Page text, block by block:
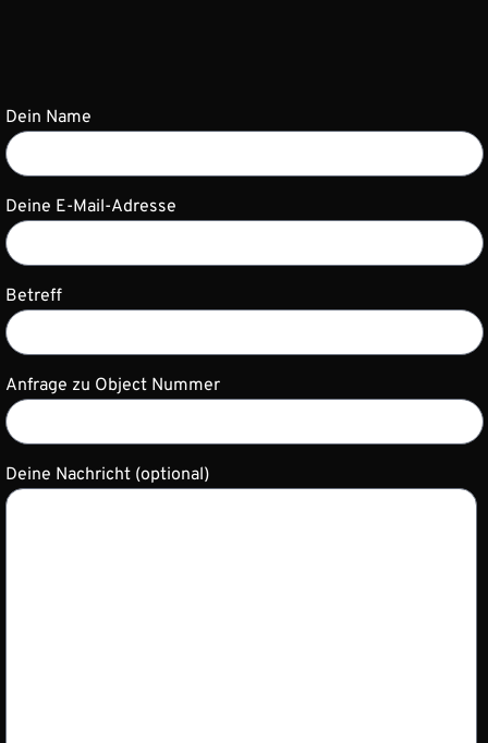
Dein Name
Deine E-Mail-Adresse
Betreff
Anfrage zu Object Nummer
Deine Nachricht (optional)